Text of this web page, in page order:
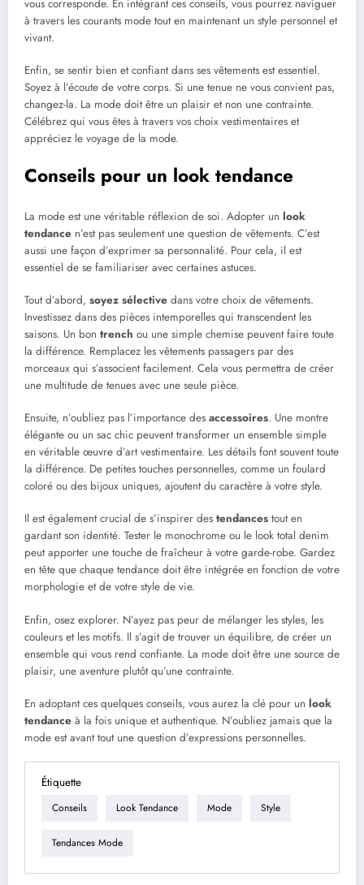
vous corresponde. En intégrant ces conseils, vous pourrez naviguer
à travers les courants mode tout en maintenant un style personnel et
vivant.
Enfin, se sentir bien et confiant dans ses vêtements est essentiel.
Soyez à l’écoute de votre corps. Si une tenue ne vous convient pas,
changez-la. La mode doit être un plaisir et non une contrainte.
Célébrez qui vous êtes à travers vos choix vestimentaires et
appréciez le voyage de la mode.
Conseils pour un look tendance
La mode est une véritable réflexion de soi. Adopter un look
tendance n’est pas seulement une question de vêtements. C’est
aussi une façon d’exprimer sa personnalité. Pour cela, il est
essentiel de se familiariser avec certaines astuces.
Tout d’abord, soyez sélective dans votre choix de vêtements.
Investissez dans des pièces intemporelles qui transcendent les
saisons. Un bon trench ou une simple chemise peuvent faire toute
la différence. Remplacez les vêtements passagers par des
morceaux qui s’associent facilement. Cela vous permettra de créer
une multitude de tenues avec une seule pièce.
Ensuite, n’oubliez pas l’importance des accessoires. Une montre
élégante ou un sac chic peuvent transformer un ensemble simple
en véritable œuvre d’art vestimentaire. Les détails font souvent toute
la différence. De petites touches personnelles, comme un foulard
coloré ou des bijoux uniques, ajoutent du caractère à votre style.
Il est également crucial de s’inspirer des tendances tout en
gardant son identité. Tester le monochrome ou le look total denim
peut apporter une touche de fraîcheur à votre garde-robe. Gardez
en tête que chaque tendance doit être intégrée en fonction de votre
morphologie et de votre style de vie.
Enfin, osez explorer. N’ayez pas peur de mélanger les styles, les
couleurs et les motifs. Il s’agit de trouver un équilibre, de créer un
ensemble qui vous rend confiante. La mode doit être une source de
plaisir, une aventure plutôt qu’une contrainte.
En adoptant ces quelques conseils, vous aurez la clé pour un look
tendance à la fois unique et authentique. N’oubliez jamais que la
mode est avant tout une question d’expressions personnelles.
Étiquette
Conseils Look Tendance Mode Style
Tendances Mode